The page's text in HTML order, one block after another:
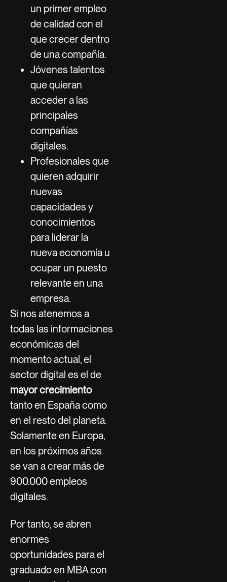
un primer empleo
de calidad con el
que crecer dentro
de una compañía.
Jóvenes talentos
que quieran
acceder a las
principales
compañías
digitales.
Profesionales que
quieren adquirir
nuevas
capacidades y
conocimientos
para liderar la
nueva economía u
ocupar un puesto
relevante en una
empresa.
Si nos atenemos a
todas las informaciones
económicas del
momento actual, el
sector digital es el de
mayor crecimiento
tanto en España como
en el resto del planeta.
Solamente en Europa,
en los próximos años
se van a crear más de
900.000 empleos
digitales.
Por tanto, se abren
enormes
oportunidades para el
graduado en MBA con